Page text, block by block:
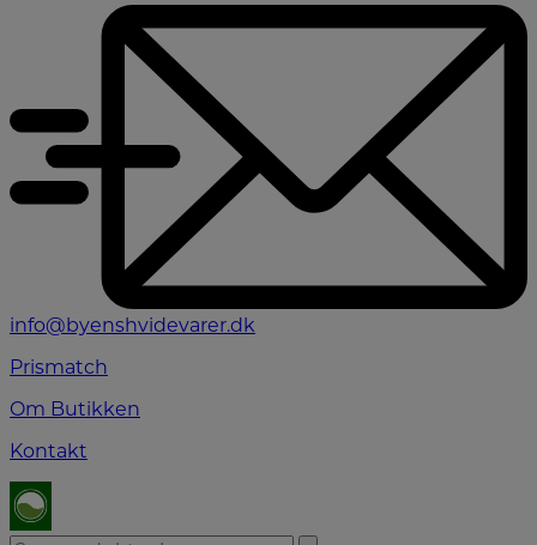
info@byenshvidevarer.dk
Prismatch
Om Butikken
Kontakt